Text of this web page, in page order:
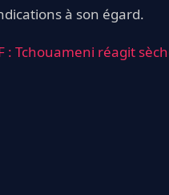
à son égard.
: Tchouameni réagit